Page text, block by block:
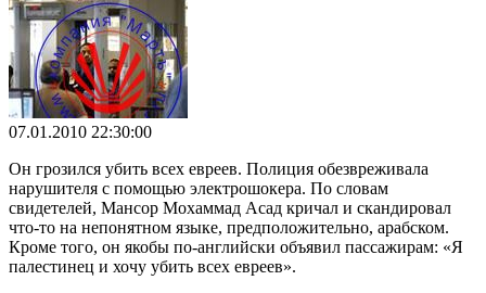
07.01.2010 22:30:00
Он грозился убить всех евреев. Полиция обезвреживала
нарушителя с помощью электрошокера. По словам
свидетелей, Мансор Мохаммад Асад кричал и скандировал
что-то на непонятном языке, предположительно, арабском.
Кроме того, он якобы по-английски объявил пассажирам: «Я
палестинец и хочу убить всех евреев».